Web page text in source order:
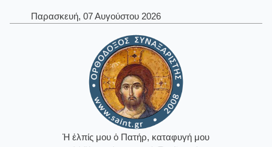
Παρασκευή, 07 Αυγούστου 2026
Ἡ ἐλπίς μου ὁ Πατήρ, καταφυγή μου